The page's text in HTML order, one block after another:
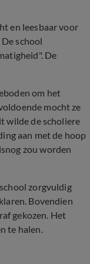
en leesbaar voor
school
De
om het
mocht ze
wilde de scholiere
aan met de hoop
zou worden
zorgvuldig
Bovendien
gekozen. Het
te halen.